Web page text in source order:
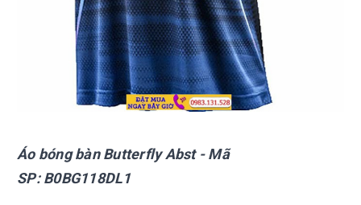
Áo bóng bàn Butterfly Abst - Mã
SP: B0BG118DL1